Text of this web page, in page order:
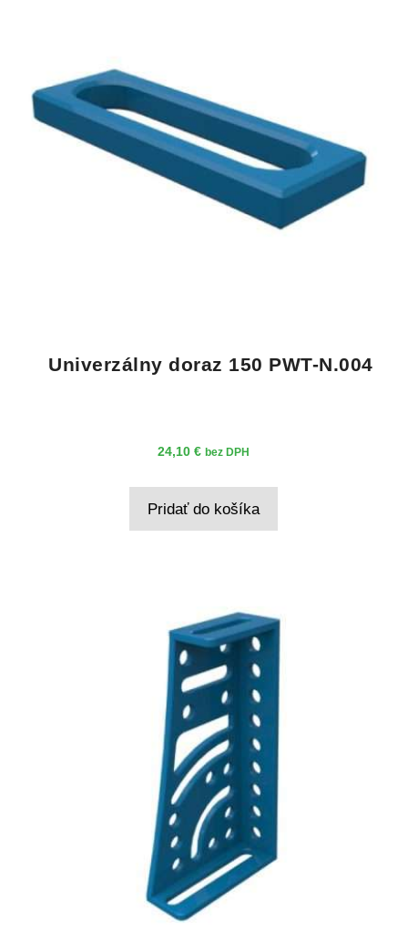
Univerzálny doraz 150 PWT-N.004
24,10€ bez DPH
Pridať do košíka